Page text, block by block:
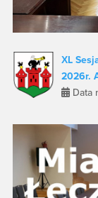
XL
2026r.
Data